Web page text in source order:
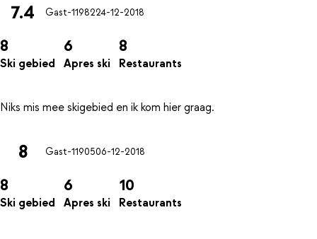
7.4 Gast-1198224-12-2018
8
Ski gebied
6
Apres ski
8
Restaurants
8 Gast-1190506-12-2018
8
Ski gebied
6
Apres ski
10
Restaurants